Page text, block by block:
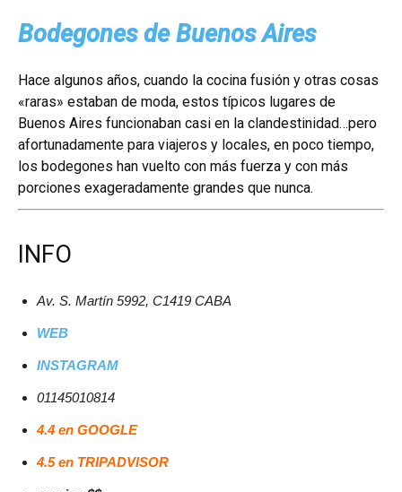
Bodegones de Buenos Aires
Hace algunos años, cuando la cocina fusión y otras cosas
«raras» estaban de moda, estos típicos lugares de
Buenos Aires funcionaban casi en la clandestinidad…pero
afortunadamente para viajeros y locales, en poco tiempo,
los bodegones han vuelto con más fuerza y con más
porciones exageradamente grandes que nunca.
INFO
Av. S. Martín 5992, C1419 CABA
WEB
INSTAGRAM
01145010814
4.4 en GOOGLE
4.5 en TRIPADVISOR